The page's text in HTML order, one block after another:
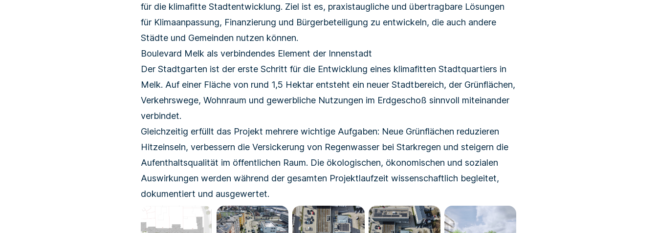
für die klimafitte Stadtentwicklung. Ziel ist es, praxistaugliche und übertragbare Lösungen
für Klimaanpassung, Finanzierung und Bürgerbeteiligung zu entwickeln, die auch andere
Städte und Gemeinden nutzen können.
Boulevard Melk als verbindendes Element der Innenstadt
Der Stadtgarten ist der erste Schritt für die Entwicklung eines klimafitten Stadtquartiers in
Melk. Auf einer Fläche von rund 1,5 Hektar entsteht ein neuer Stadtbereich, der Grünflächen,
Verkehrswege, Wohnraum und gewerbliche Nutzungen im Erdgeschoß sinnvoll miteinander
verbindet.
Gleichzeitig erfüllt das Projekt mehrere wichtige Aufgaben: Neue Grünflächen reduzieren
Hitzeinseln, verbessern die Versickerung von Regenwasser bei Starkregen und steigern die
Aufenthaltsqualität im öffentlichen Raum. Die ökologischen, ökonomischen und sozialen
Auswirkungen werden während der gesamten Projektlaufzeit wissenschaftlich begleitet,
dokumentiert und ausgewertet.